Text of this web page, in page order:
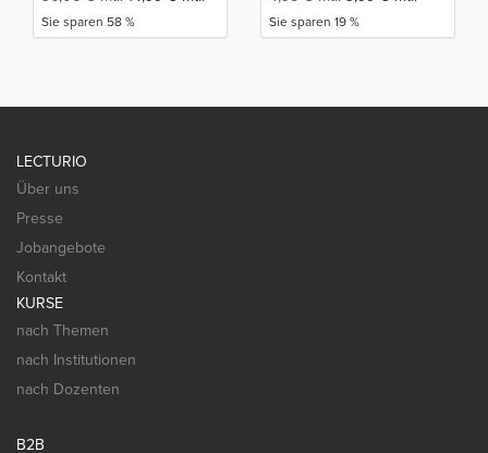
Sie sparen 58 % Sie sparen 19 %
LECTURIO
Über uns
Presse
Jobangebote
Kontakt
KURSE
nach Themen
nach Institutionen
nach Dozenten
B2B